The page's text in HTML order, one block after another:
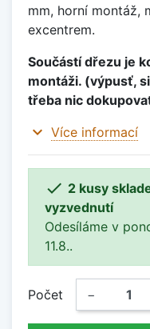
mm, horní montáž,
excentrem.
Součástí dřezu je
montáži. (výpusť,
třeba nic
expand_more Více informací
 2 kusy
vyzvednutí
Odesíláme v
11.8..
Počet −